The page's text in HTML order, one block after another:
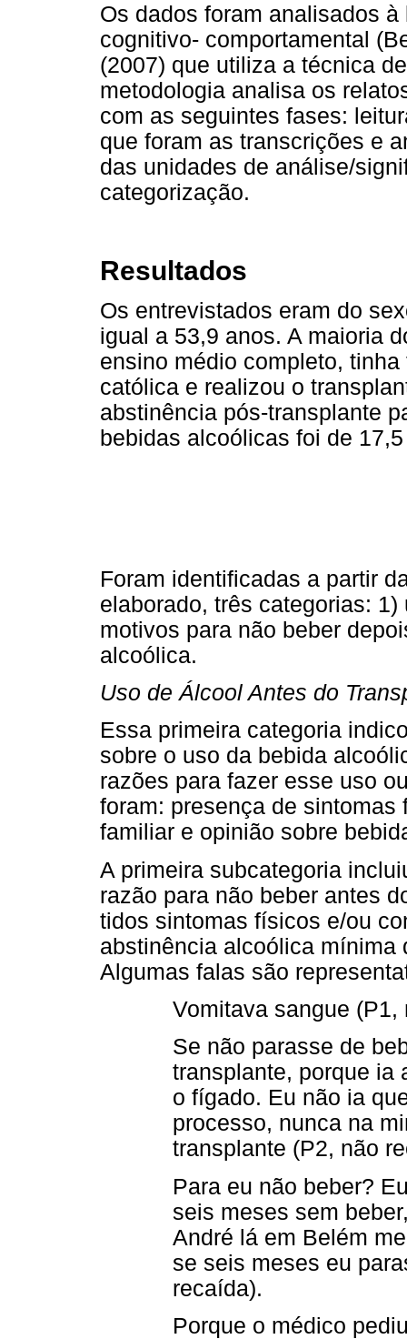
Os dados foram analisados
cognitivo- comportamental
(2007) que utiliza a técnica
metodologia analisa os
com as seguintes fases:
que foram as transcrições e
das unidades de análise/
categorização.
Resultados
Os entrevistados eram do
igual a 53,9 anos. A maioria
ensino médio completo,
católica e realizou o
abstinência pós-transplante
bebidas alcoólicas foi de
Foram identificadas a partir
elaborado, três categorias:
motivos para não beber
alcoólica.
Uso de Álcool Antes do
Essa primeira categoria
sobre o uso da bebida
razões para fazer esse uso
foram: presença de
familiar e opinião sobre
A primeira subcategoria
razão para não beber antes
tidos sintomas físicos e/ou
abstinência alcoólica mínima
Algumas falas são
Vomitava sangue (P1,
Se não parasse de
transplante, porque ia
o fígado. Eu não ia
processo, nunca na
transplante (P2, não
Para eu não beber?
seis meses sem
André lá em Belém
se seis meses eu
recaída).
Porque o médico